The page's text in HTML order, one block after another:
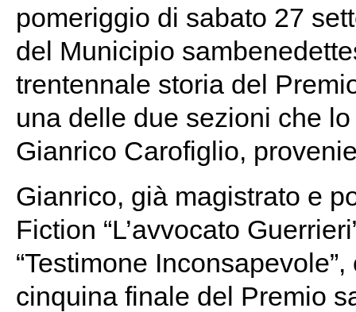
pomeriggio di sabato 27
del Municipio
trentennale storia del
una delle due sezioni che
Gianrico Carofiglio,
Gianrico, già magistrato e
Fiction “L’avvocato
“Testimone
cinquina finale del Premio